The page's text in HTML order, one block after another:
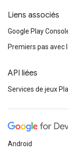
Liens associés
Google Play
Premiers pas avec
API liées
Services de jeux
Android